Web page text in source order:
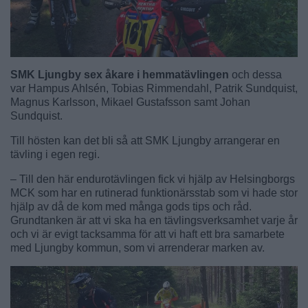
SMK Ljungby sex åkare i hemmatävlingen och dessa
var Hampus Ahlsén, Tobias Rimmendahl, Patrik Sundquist,
Magnus Karlsson, Mikael Gustafsson samt Johan
Sundquist.
Till hösten kan det bli så att SMK Ljungby arrangerar en
tävling i egen regi.
– Till den här endurotävlingen fick vi hjälp av Helsingborgs
MCK som har en rutinerad funktionärsstab som vi hade stor
hjälp av då de kom med många gods tips och råd.
Grundtanken är att vi ska ha en tävlingsverksamhet varje år
och vi är evigt tacksamma för att vi haft ett bra samarbete
med Ljungby kommun, som vi arrenderar marken av.